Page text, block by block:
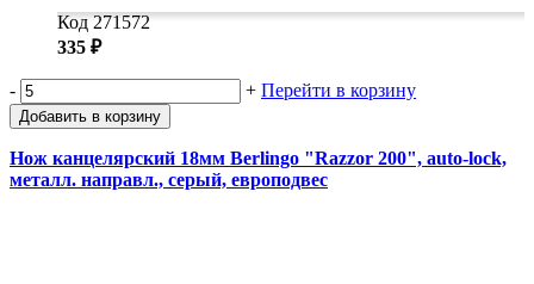
Код 271572
335 ₽
- + Перейти в корзину
Добавить в корзину
Нож канцелярский 18мм Berlingo "Razzor 200", auto-lock,
металл. направл., серый, европодвес